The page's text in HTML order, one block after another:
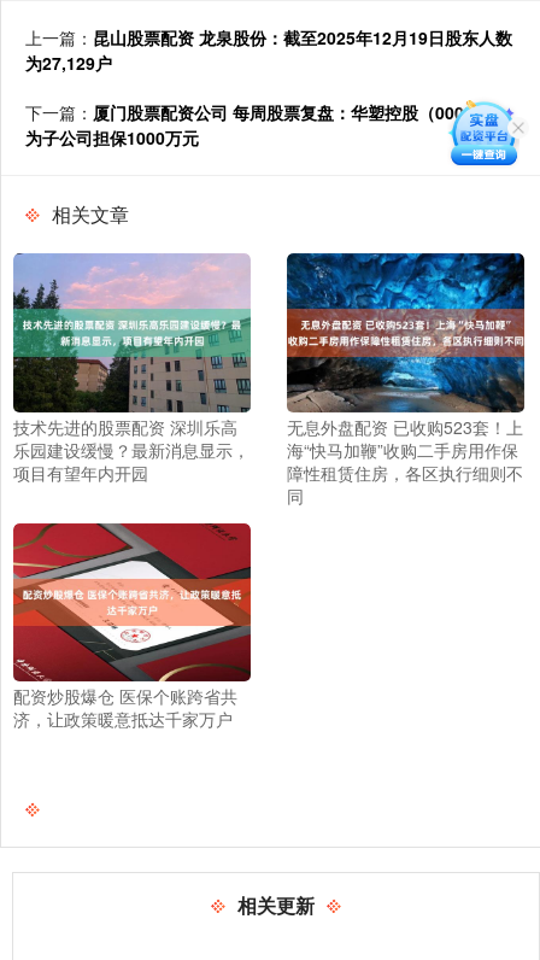
上一篇： 昆山股票配资 龙泉股份：截至2025年12月19日股东人数
为27,129户
下一篇： 厦门股票配资公司 每周股票复盘：华塑控股（000509）
为子公司担保1000万元
相关文章
技术先进的股票配资 深圳乐高
乐园建设缓慢？最新消息显示，
项目有望年内开园
无息外盘配资 已收购523套！上
海“快马加鞭”收购二手房用作保
障性租赁住房，各区执行细则不
同
配资炒股爆仓 医保个账跨省共
济，让政策暖意抵达千家万户
相关更新